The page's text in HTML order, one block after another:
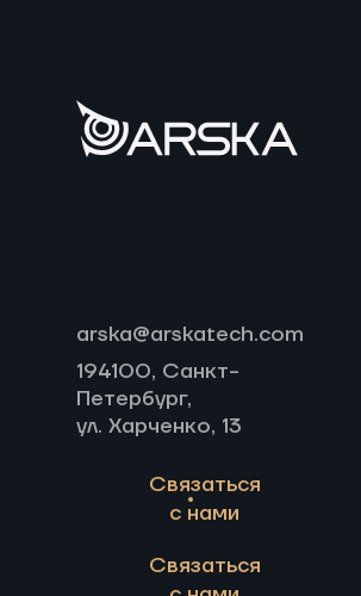
arska@arskatech.com
194100, Санкт-
Петербург,
ул. Харченко, 13
Связаться
с нами
Связаться